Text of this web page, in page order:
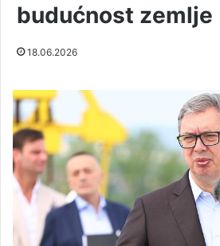
budućnost zemlje
18.06.2026